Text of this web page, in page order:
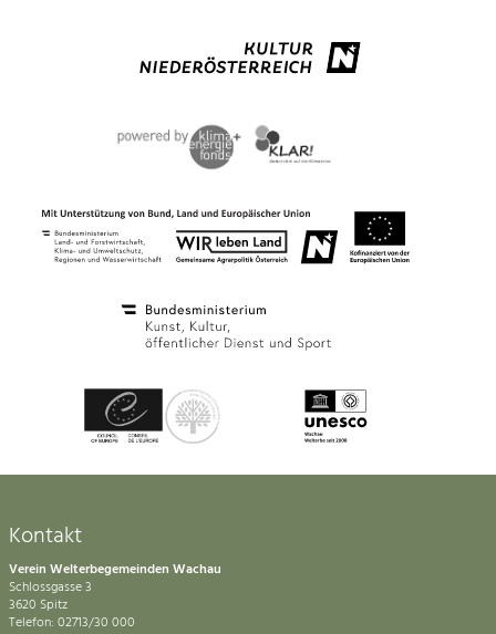
Kontakt
Verein Welterbegemeinden Wachau
Schlossgasse 3
3620 Spitz
Telefon: 02713/30 000